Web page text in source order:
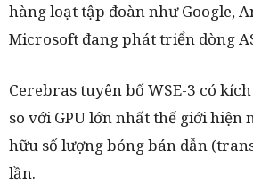
hàng loạt tập đoàn như Google,
Microsoft đang phát triển dòng
Cerebras tuyên bố WSE-3 có
so với GPU lớn nhất thế giới hiện
hữu số lượng bóng bán dẫn
lần.